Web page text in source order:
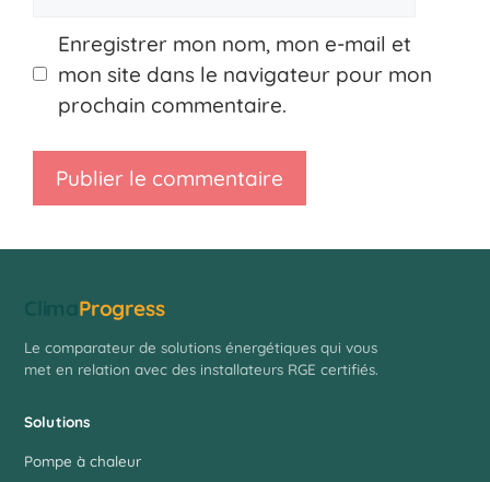
Enregistrer mon nom, mon e-mail et
mon site dans le navigateur pour mon
prochain commentaire.
Progress
Le comparateur de solutions énergétiques qui vous
met en relation avec des installateurs RGE certifiés.
Solutions
Pompe à chaleur